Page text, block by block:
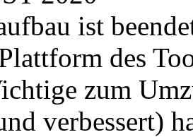
ist
des
zum
verbessert)